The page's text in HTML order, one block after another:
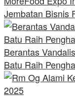
Jembatan Bisnis
Berantas
Batu Raih